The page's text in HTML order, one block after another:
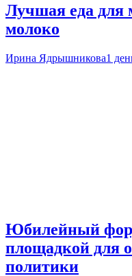
Лучшая еда для
молоко
Ирина Ядрышникова1
Юбилейный
площадкой для
политики